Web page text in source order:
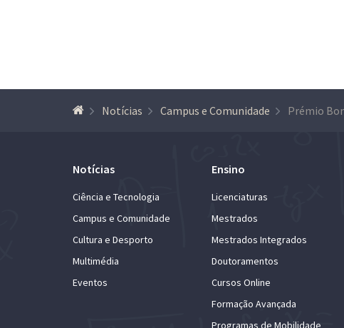
Notícias Campus e Comunidade
Notícias
Ciência e Tecnologia
Campus e Comunidade
Cultura e Desporto
Multimédia
Eventos
Ensino
Licenciaturas
Mestrados
Mestrados Integrados
Doutoramentos
Cursos Online
Formação Avançada
Programas de Mobilidade